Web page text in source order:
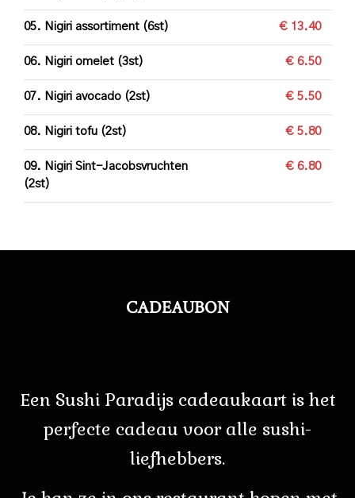
05. Nigiri assortiment (6st) € 13.40
06. Nigiri omelet (3st) € 6.50
07. Nigiri avocado (2st) € 5.50
08. Nigiri tofu (2st) € 5.80
09. Nigiri Sint-Jacobsvruchten
(2st)
€ 6.80
CADEAUBON
Een Sushi Paradijs cadeaukaart is het
perfecte cadeau voor alle sushi-
liefhebbers.